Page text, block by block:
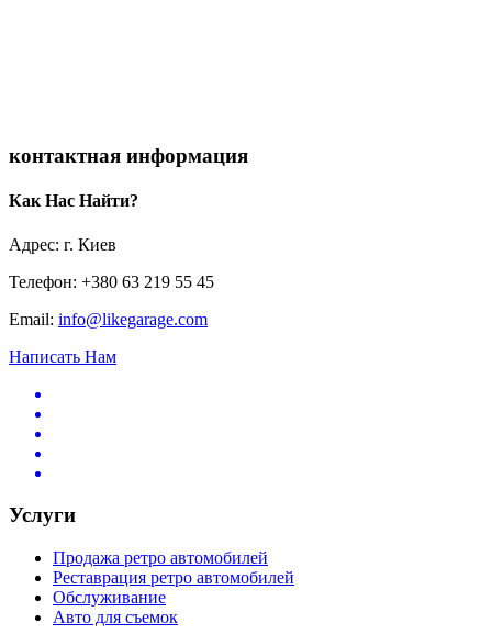
контактная информация
Как Нас Найти?
Адрес: г. Киев
Телефон: +380 63 219 55 45
Email: info@likegarage.com
Написать Нам
Услуги
Продажа ретро автомобилей
Реставрация ретро автомобилей
Обслуживание
Авто для съемок